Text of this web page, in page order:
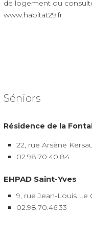
de logement ou
www.habitat29.fr
Séniors
Résidence de la
22, rue Arsène
02.98.70.40.84
EHPAD Saint-Yves
9, rue Jean-Louis Le
02.98.70.46.33